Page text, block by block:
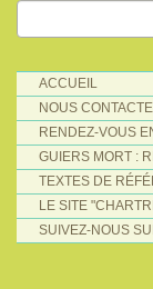
ACCUEIL
NOUS
RENDEZ-VOUS
GUIERS MORT :
TEXTES DE
LE SITE
SUIVEZ-NOUS